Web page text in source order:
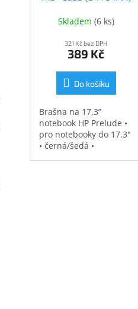
Skladem (6 ks)
321 Kč bez DPH
389 Kč
Do košíku
Brašna na 17,3”
notebook HP Prelude •
pro notebooky do 17,3"
• černá/šedá •